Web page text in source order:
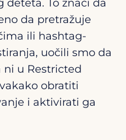
deteta. To znači da
da pretražuje
ili hashtag-
uočili smo da
ni u Restricted
obratiti
i aktivirati ga